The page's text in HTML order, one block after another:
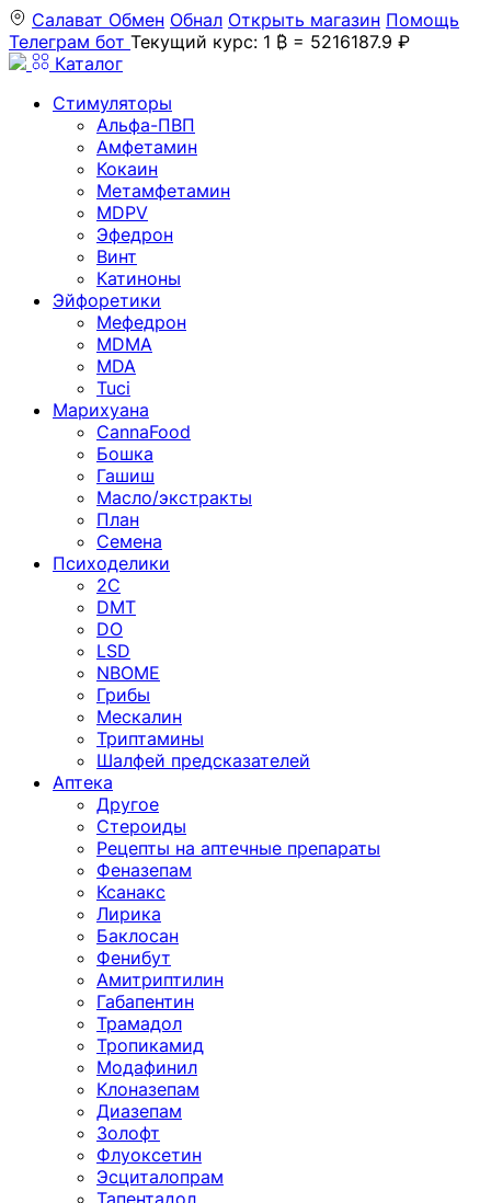
Салават Обмен Обнал Открыть магазин Помощь
Телеграм бот Текущий курс: 1 ₿ = 5216187.9 ₽
Каталог
Стимуляторы
Альфа-ПВП
Амфетамин
Кокаин
Метамфетамин
MDPV
Эфедрон
Винт
Катиноны
Эйфоретики
Мефедрон
MDMA
MDA
Tuci
Марихуана
CannaFood
Бошка
Гашиш
Масло/экстракты
План
Семена
Психоделики
2C
DMT
DO
LSD
NBOME
Грибы
Мескалин
Триптамины
Шалфей предсказателей
Аптека
Другое
Стероиды
Рецепты на аптечные препараты
Феназепам
Ксанакс
Лирика
Баклосан
Фенибут
Амитриптилин
Габапентин
Трамадол
Тропикамид
Модафинил
Клоназепам
Диазепам
Золофт
Флуоксетин
Эсциталопрам
Тапентадол